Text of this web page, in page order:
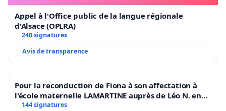
Appel à l'Office public de la langue régionale
d'Alsace (OPLRA)
240 signatures
Avis de transparence
Pour la reconduction de Fiona à son affectation à
l'école maternelle LAMARTINE auprès de Léo N. en
2026/2027
144 signatures